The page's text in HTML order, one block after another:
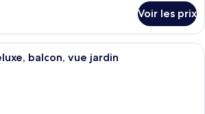
Voir les prix
Une chambre avec un sol à
balcon, vue jardin